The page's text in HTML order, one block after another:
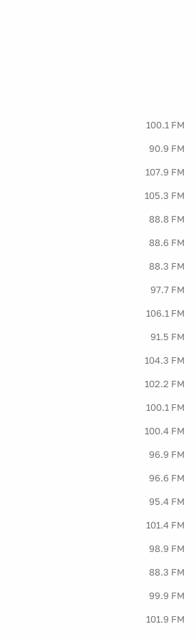
100.1 FM
90.9 FM
107.9 FM
105.3 FM
88.8 FM
88.6 FM
88.3 FM
97.7 FM
106.1 FM
91.5 FM
104.3 FM
102.2 FM
100.1 FM
100.4 FM
96.9 FM
96.6 FM
95.4 FM
101.4 FM
98.9 FM
88.3 FM
99.9 FM
101.9 FM